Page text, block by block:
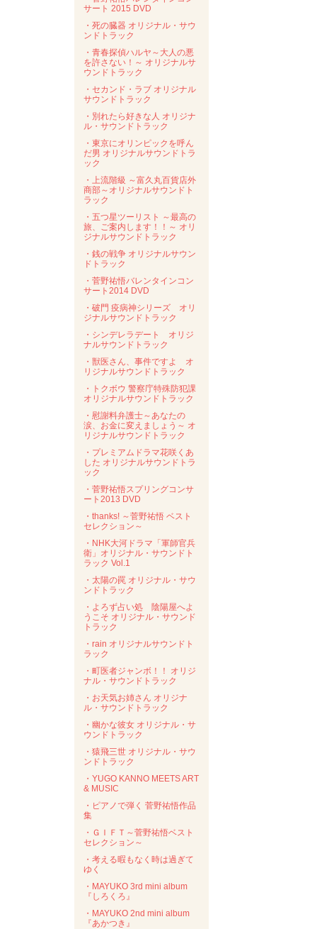
サート 2015 DVD
・死の臓器 オリジナル・サウ
ンドトラック
・青春探偵ハルヤ～大人の悪
を許さない！～ オリジナルサ
ウンドトラック
・セカンド・ラブ オリジナル
サウンドトラック
・別れたら好きな人 オリジナ
ル・サウンドトラック
・東京にオリンピックを呼ん
だ男 オリジナルサウンドトラ
ック
・上流階級 ～富久丸百貨店外
商部～オリジナルサウンドト
ラック
・五つ星ツーリスト ～最高の
旅、ご案内します！！～ オリ
ジナルサウンドトラック
・銭の戦争 オリジナルサウン
ドトラック
・菅野祐悟バレンタインコン
サート2014 DVD
・破門 疫病神シリーズ オリ
ジナルサウンドトラック
・シンデレラデート オリジ
ナルサウンドトラック
・獣医さん、事件ですよ オ
リジナルサウンドトラック
・トクボウ 警察庁特殊防犯課
オリジナルサウンドトラック
・慰謝料弁護士～あなたの
涙、お金に変えましょう～ オ
リジナルサウンドトラック
・プレミアムドラマ花咲くあ
した オリジナルサウンドトラ
ック
・菅野祐悟スプリングコンサ
ート2013 DVD
・thanks! ～菅野祐悟 ベスト
セレクション～
・NHK大河ドラマ「軍師官兵
衛」オリジナル・サウンドト
ラック Vol.1
・太陽の罠 オリジナル・サウ
ンドトラック
・よろず占い処 陰陽屋へよ
うこそ オリジナル・サウンド
トラック
・rain オリジナルサウンドト
ラック
・町医者ジャンボ！！ オリジ
ナル・サウンドトラック
・お天気お姉さん オリジナ
ル・サウンドトラック
・幽かな彼女 オリジナル・サ
ウンドトラック
・猿飛三世 オリジナル・サウ
ンドトラック
・YUGO KANNO MEETS ART
& MUSIC
・ピアノで弾く 菅野祐悟作品
集
・ＧＩＦＴ～菅野祐悟ベスト
セレクション～
・考える暇もなく時は過ぎて
ゆく
・MAYUKO 3rd mini album
『しろくろ』
・MAYUKO 2nd mini album
『あかつき』